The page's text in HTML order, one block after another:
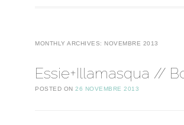
MONTHLY ARCHIVES: NOVEMBRE 2013
Essie+Illamasqua //
POSTED ON26 NOVEMBRE 2013